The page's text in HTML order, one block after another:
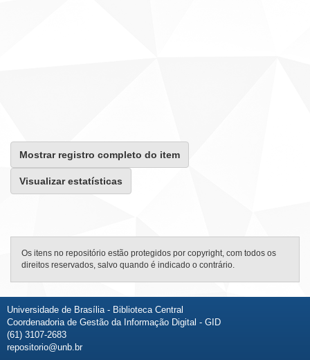
Mostrar registro completo do item
Visualizar estatísticas
Os itens no repositório estão protegidos por copyright, com todos os
direitos reservados, salvo quando é indicado o contrário.
Universidade de Brasília - Biblioteca Central
Coordenadoria de Gestão da Informação Digital - GID
(61) 3107-2683
repositorio@unb.br